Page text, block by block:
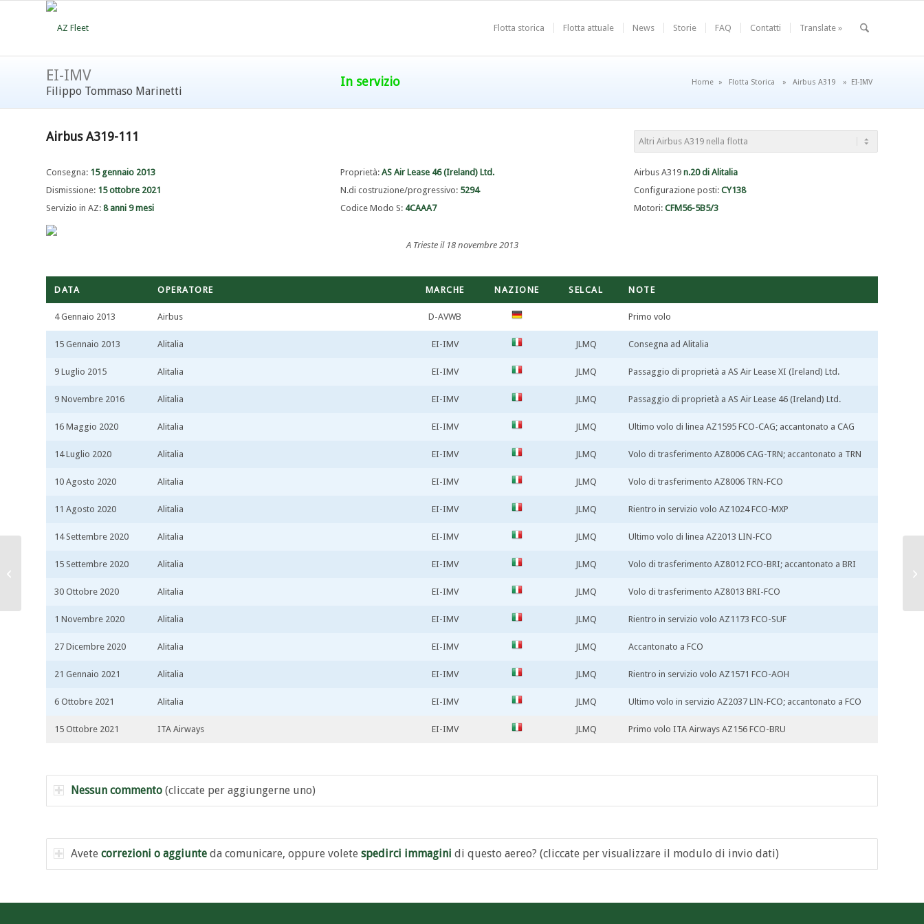
Flotta storica Flotta attuale News Storie FAQ Contatti Translate »
EI-IMV
Filippo Tommaso Marinetti
In servizio Home » Flotta Storica » Airbus A319 » EI-IMV
Airbus A319-111
Consegna: 15 gennaio 2013
Dismissione: 15 ottobre 2021
Servizio in AZ: 8 anni 9 mesi
Proprietà: AS Air Lease 46 (Ireland) Ltd.
N.di costruzione/progressivo: 5294
Codice Modo S: 4CAAA7
Airbus A319n.20 di Alitalia
Configurazione posti:CY138
Motori:CFM56-5B5/3
A Trieste il 18 novembre 2013
DATA OPERATORE MARCHE NAZIONE SELCAL NOTE
4 Gennaio 2013 Airbus D-AVWB Primo volo
15 Gennaio 2013 Alitalia EI-IMV JLMQ Consegna ad Alitalia
9 Luglio 2015 Alitalia EI-IMV JLMQ Passaggio di proprietà a AS Air Lease XI (Ireland) Ltd.
9 Novembre 2016 Alitalia EI-IMV JLMQ Passaggio di proprietà a AS Air Lease 46 (Ireland) Ltd.
16 Maggio 2020 Alitalia EI-IMV JLMQ Ultimo volo di linea AZ1595 FCO-CAG; accantonato a CAG
14 Luglio 2020 Alitalia EI-IMV JLMQ Volo di trasferimento AZ8006 CAG-TRN; accantonato a TRN
10 Agosto 2020 Alitalia EI-IMV JLMQ Volo di trasferimento AZ8006 TRN-FCO
11 Agosto 2020 Alitalia EI-IMV JLMQ Rientro in servizio volo AZ1024 FCO-MXP
14 Settembre 2020 Alitalia EI-IMV JLMQ Ultimo volo di linea AZ2013 LIN-FCO
15 Settembre 2020 Alitalia EI-IMV JLMQ Volo di trasferimento AZ8012 FCO-BRI; accantonato a BRI
30 Ottobre 2020 Alitalia EI-IMV JLMQ Volo di trasferimento AZ8013 BRI-FCO
1 Novembre 2020 Alitalia EI-IMV JLMQ Rientro in servizio volo AZ1173 FCO-SUF
27 Dicembre 2020 Alitalia EI-IMV JLMQ Accantonato a FCO
21 Gennaio 2021 Alitalia EI-IMV JLMQ Rientro in servizio volo AZ1571 FCO-AOH
6 Ottobre 2021 Alitalia EI-IMV JLMQ Ultimo volo in servizio AZ2037 LIN-FCO; accantonato a FCO
15 Ottobre 2021 ITA Airways EI-IMV JLMQ Primo volo ITA Airways AZ156 FCO-BRU
Nessun commento (cliccate per aggiungerne uno)
Avete correzioni o aggiunte da comunicare, oppure volete spedirci immagini di questo aereo? (cliccate per visualizzare il modulo di invio dati)